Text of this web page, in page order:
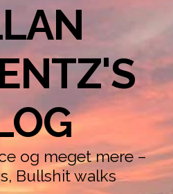
og meget mere –
Bullshit walks